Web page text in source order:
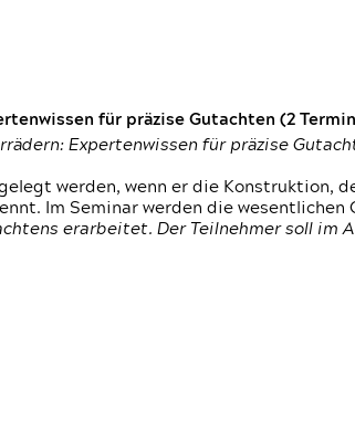
für präzise Gutachten (2
Expertenwissen für präzise
werden, wenn er die Konstruktion,
Im Seminar werden die wesentlichen
erarbeitet. Der Teilnehmer soll im